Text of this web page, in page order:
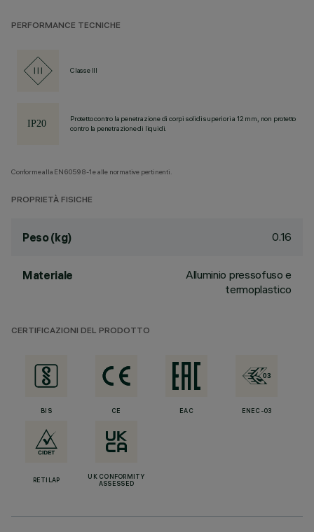
PERFORMANCE TECNICHE
Classe III
Protetto contro la penetrazione di corpi solidi superiori a 12 mm, non protetto
contro la penetrazione di liquidi.
Conforme alla EN60598-1 e alle normative pertinenti.
PROPRIETÀ FISICHE
Peso (kg) 0.16
Materiale
Alluminio pressofuso e
termoplastico
CERTIFICAZIONI DEL PRODOTTO
BIS CE EAC ENEC-03
RETILAP
UK CONFORMITY
ASSESSED